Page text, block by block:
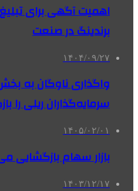
اهمیت آگهی برای
برندینگ در صنعت
۱۴۰۴/۰۹/۲۷
واگذاری‌ ناوگان به
سرمایه‌گذاران ریلی را
۱۴۰۵/۰۲/۰۱
بازار سهام بازگشایی
۱۴۰۳/۱۲/۱۷